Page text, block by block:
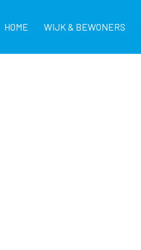
HOME WIJK & BEWONERS